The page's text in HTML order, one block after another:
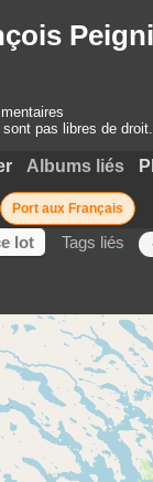
pas libres de
Albums liés
Port aux Français
lot Tags liés